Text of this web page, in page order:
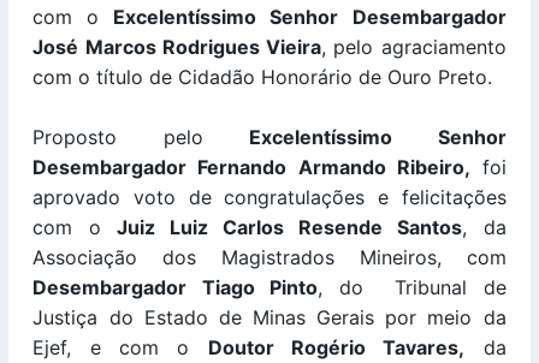
com o Excelentíssimo Senhor
Desembargador
José Marcos Rodrigues Vieira, pelo agraciamento
com o título de Cidadão Honorário de Ouro Preto.
Proposto pelo Excelentíssimo Senhor
Desembargador Fernando Armando Ribeiro, foi
aprovado voto de congratulações e felicitações
com o Juiz Luiz Carlos Resende Santos, da
Associação dos Magistrados Mineiros, com
Desembargador Tiago Pinto, do Tribunal de
Justiça do Estado de Minas Gerais por meio da
Ejef, e com o Doutor Rogério Tavares, da